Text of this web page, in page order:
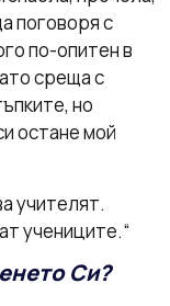
поговоря с
по-опитен в
среща с
но
остане мой
учителят.
учениците.“
Си?